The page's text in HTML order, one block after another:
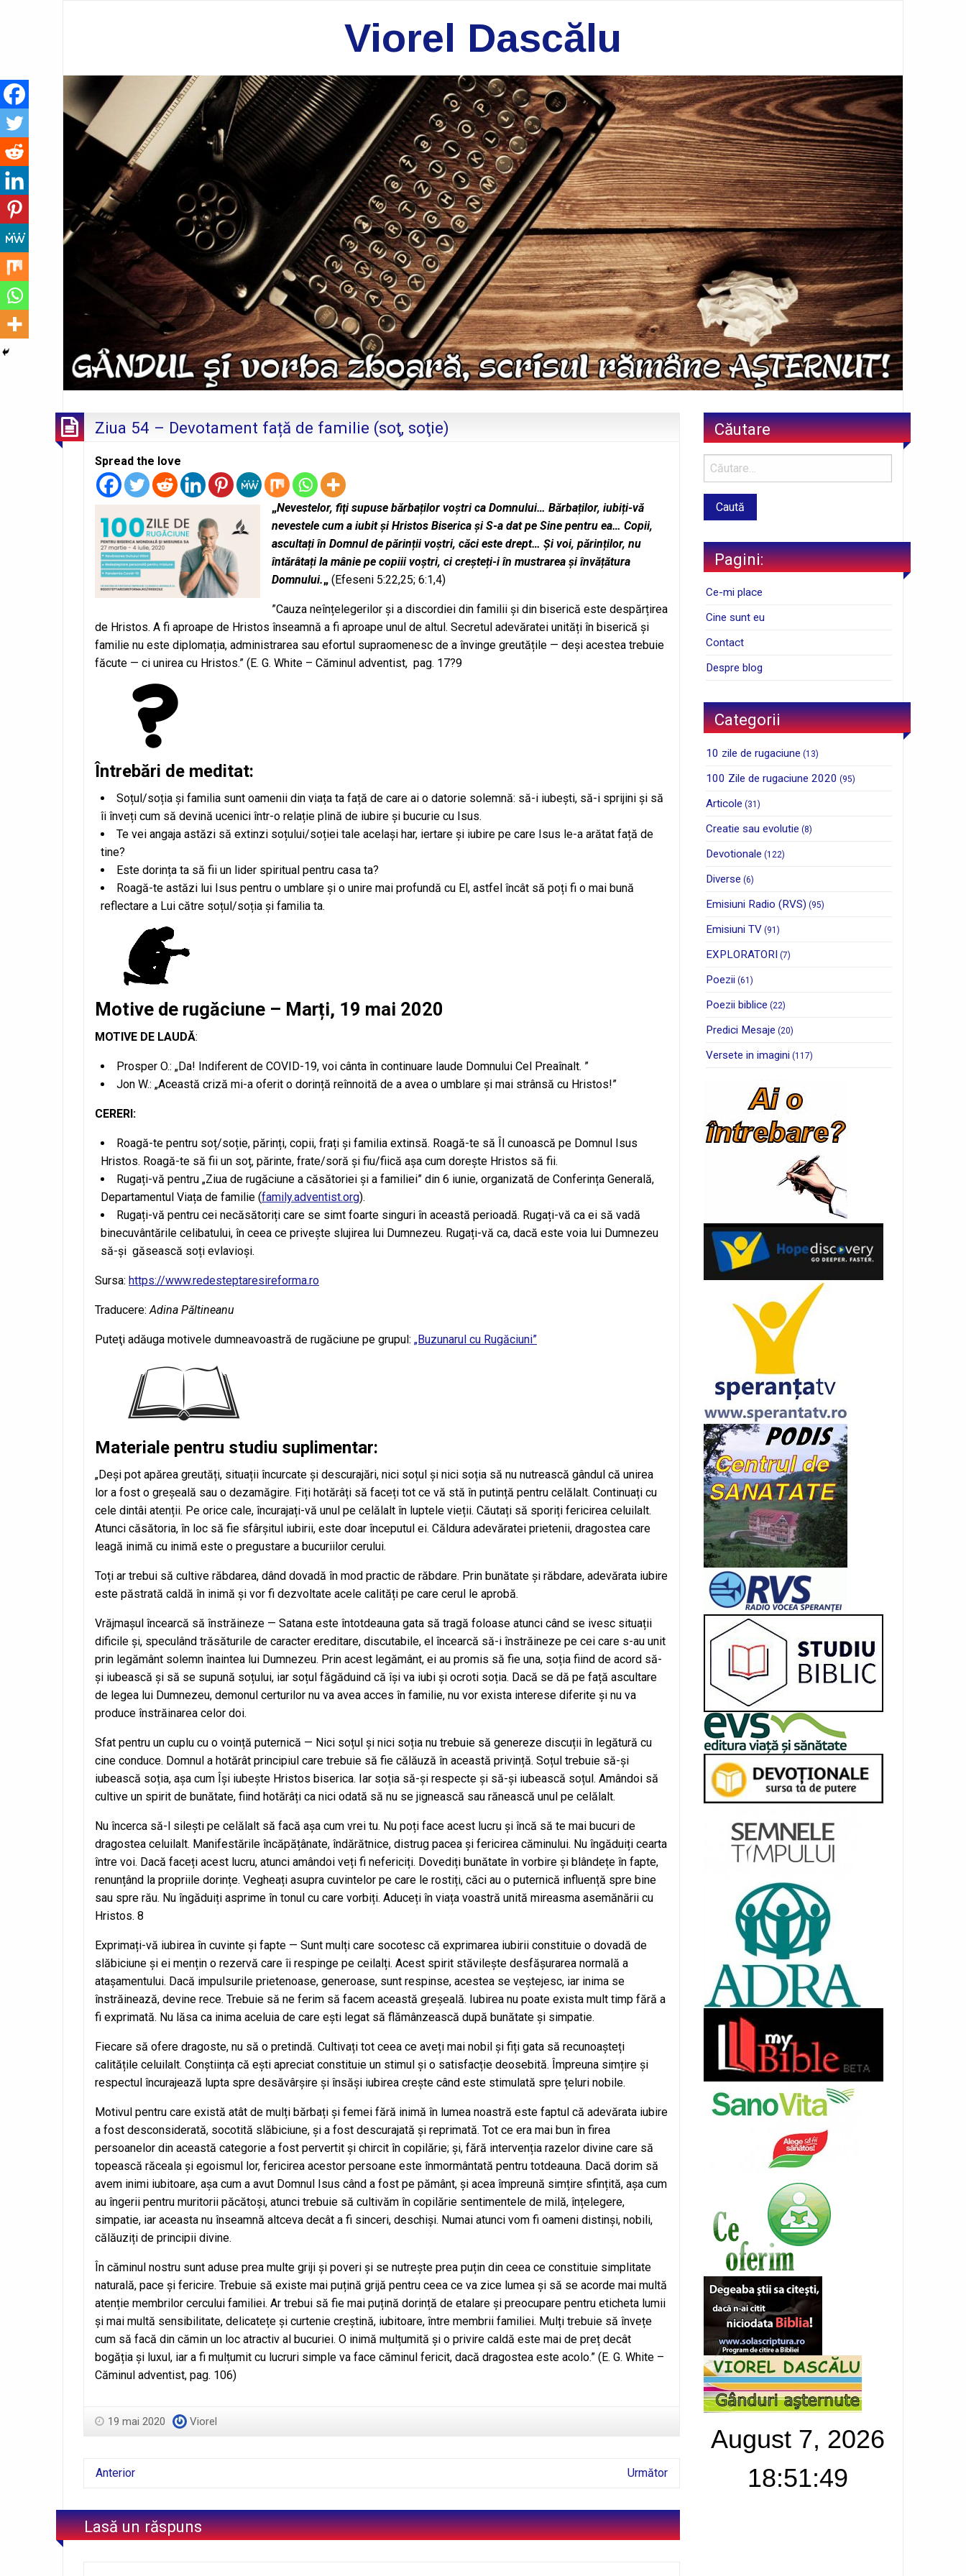
Viorel Dascălu
Ziua 54 – Devotament față de familie (soţ, soţie)
Spread the love
„Nevestelor, fiţi supuse bărbaților voștri ca Domnului… Bărbaților, iubiți-vă
nevestele cum a iubit şi Hristos Biserica şi S-a dat pe Sine pentru ea… Copii,
ascultați în Domnul de părinții voștri, căci este drept… Şi voi, părinților, nu
întărâtați la mânie pe copiii voștri, ci creșteți-i în mustrarea şi învățătura
Domnului.„ (Efeseni 5:22,25; 6:1,4)
”Cauza neînțelegerilor și a discordiei din familii și din biserică este despărțirea
de Hristos. A fi aproape de Hristos înseamnă a fi aproape unul de altul. Secretul adevăratei unități în biserică și
familie nu este diplomația, administrarea sau efortul supraomenesc de a învinge greutățile — deși acestea trebuie
făcute — ci unirea cu Hristos.” (E. G. White – Căminul adventist, pag. 17?9
Întrebări de meditat:
Soțul/soția și familia sunt oamenii din viața ta față de care ai o datorie solemnă: să-i iubești, să-i sprijini și să
îi înveți cum să devină ucenici într-o relație plină de iubire și bucurie cu Isus.
Te vei angaja astăzi să extinzi soțului/soției tale același har, iertare și iubire pe care Isus le-a arătat față de
tine?
Este dorința ta să fii un lider spiritual pentru casa ta?
Roagă-te astăzi lui Isus pentru o umblare și o unire mai profundă cu El, astfel încât să poți fi o mai bună
reflectare a Lui către soțul/soția și familia ta.
Motive de rugăciune – Marți, 19 mai 2020
MOTIVE DE LAUDĂ:
Prosper O.: „Da! Indiferent de COVID-19, voi cânta în continuare laude Domnului Cel Preaînalt. ”
Jon W.: „Această criză mi-a oferit o dorință reînnoită de a avea o umblare și mai strânsă cu Hristos!”
CERERI:
Roagă-te pentru soț/soție, părinți, copii, frați și familia extinsă. Roagă-te să Îl cunoască pe Domnul Isus
Hristos. Roagă-te să fii un soț, părinte, frate/soră și fiu/fiică așa cum dorește Hristos să fii.
Rugați-vă pentru „Ziua de rugăciune a căsătoriei și a familiei” din 6 iunie, organizată de Conferința Generală,
Departamentul Viața de familie (family.adventist.org).
Rugați-vă pentru cei necăsătoriți care se simt foarte singuri în această perioadă. Rugați-vă ca ei să vadă
binecuvântările celibatului, în ceea ce privește slujirea lui Dumnezeu. Rugați-vă ca, dacă este voia lui Dumnezeu
să-și găsească soți evlavioși.
Sursa: https://www.redesteptaresireforma.ro
Traducere: Adina Păltineanu
Puteţi adăuga motivele dumneavoastră de rugăciune pe grupul: „Buzunarul cu Rugăciuni”
Materiale pentru studiu suplimentar:
„Deși pot apărea greutăți, situații încurcate și descurajări, nici soțul și nici soția să nu nutrească gândul că unirea
lor a fost o greșeală sau o dezamăgire. Fiți hotărâți să faceți tot ce vă stă în putință pentru celălalt. Continuați cu
cele dintâi atenții. Pe orice cale, încurajați-vă unul pe celălalt în luptele vieții. Căutați să sporiți fericirea celuilalt.
Atunci căsătoria, în loc să fie sfârșitul iubirii, este doar începutul ei. Căldura adevăratei prietenii, dragostea care
leagă inimă cu inimă este o pregustare a bucuriilor cerului.
Toți ar trebui să cultive răbdarea, dând dovadă în mod practic de răbdare. Prin bunătate și răbdare, adevărata iubire
este păstrată caldă în inimă și vor fi dezvoltate acele calități pe care cerul le aprobă.
Vrăjmașul încearcă să înstrăineze — Satana este întotdeauna gata să tragă foloase atunci când se ivesc situații
dificile și, speculând trăsăturile de caracter ereditare, discutabile, el încearcă să-i înstrăineze pe cei care s-au unit
prin legământ solemn înaintea lui Dumnezeu. Prin acest legământ, ei au promis să fie una, soția fiind de acord să-
și iubească și să se supună soțului, iar soțul făgăduind că își va iubi și ocroti soția. Dacă se dă pe față ascultare
de legea lui Dumnezeu, demonul certurilor nu va avea acces în familie, nu vor exista interese diferite și nu va
produce înstrăinarea celor doi.
Sfat pentru un cuplu cu o voință puternică — Nici soțul și nici soția nu trebuie să genereze discuții în legătură cu
cine conduce. Domnul a hotărât principiul care trebuie să fie călăuză în această privință. Soțul trebuie să-și
iubească soția, așa cum Își iubește Hristos biserica. Iar soția să-și respecte și să-și iubească soțul. Amândoi să
cultive un spirit de bunătate, fiind hotărâți ca nici odată să nu se jignească sau rănească unul pe celălalt.
Nu încerca să-l silești pe celălalt să facă așa cum vrei tu. Nu poți face acest lucru și încă să te mai bucuri de
dragostea celuilalt. Manifestările încăpățânate, îndărătnice, distrug pacea și fericirea căminului. Nu îngăduiți cearta
între voi. Dacă faceți acest lucru, atunci amândoi veți fi nefericiți. Dovediți bunătate în vorbire și blândețe în fapte,
renunțând la propriile dorințe. Vegheați asupra cuvintelor pe care le rostiți, căci au o puternică influență spre bine
sau spre rău. Nu îngăduiți asprime în tonul cu care vorbiți. Aduceți în viața voastră unită mireasma asemănării cu
Hristos. 8
Exprimați-vă iubirea în cuvinte și fapte — Sunt mulți care socotesc că exprimarea iubirii constituie o dovadă de
slăbiciune și ei mențin o rezervă care îi respinge pe ceilalți. Acest spirit stăvilește desfășurarea normală a
atașamentului. Dacă impulsurile prietenoase, generoase, sunt respinse, acestea se veștejesc, iar inima se
înstrăinează, devine rece. Trebuie să ne ferim să facem această greșeală. Iubirea nu poate exista mult timp fără a
fi exprimată. Nu lăsa ca inima aceluia de care ești legat să flămânzească după bunătate și simpatie.
Fiecare să ofere dragoste, nu să o pretindă. Cultivați tot ceea ce aveți mai nobil și fiți gata să recunoașteți
calitățile celuilalt. Conștiința că ești apreciat constituie un stimul și o satisfacție deosebită. Împreuna simțire și
respectul încurajează lupta spre desăvârșire și însăși iubirea crește când este stimulată spre țeluri nobile.
Motivul pentru care există atât de mulți bărbați și femei fără inimă în lumea noastră este faptul că adevărata iubire
a fost desconsiderată, socotită slăbiciune, și a fost descurajată și reprimată. Tot ce era mai bun în firea
persoanelor din această categorie a fost pervertit și chircit în copilărie; și, fără intervenția razelor divine care să
topească răceala și egoismul lor, fericirea acestor persoane este înmormântată pentru totdeauna. Dacă dorim să
avem inimi iubitoare, așa cum a avut Domnul Isus când a fost pe pământ, și acea împreună simțire sfințită, așa cum
au îngerii pentru muritorii păcătoși, atunci trebuie să cultivăm în copilărie sentimentele de milă, înțelegere,
simpatie, iar aceasta nu înseamnă altceva decât a fi sinceri, deschiși. Numai atunci vom fi oameni distinși, nobili,
călăuziți de principii divine.
În căminul nostru sunt aduse prea multe griji și poveri și se nutrește prea puțin din ceea ce constituie simplitate
naturală, pace și fericire. Trebuie să existe mai puțină grijă pentru ceea ce va zice lumea și să se acorde mai multă
atenție membrilor cercului familiei. Ar trebui să fie mai puțină dorință de etalare și preocupare pentru eticheta lumii
și mai multă sensibilitate, delicatețe și curtenie creștină, iubitoare, între membrii familiei. Mulți trebuie să învețe
cum să facă din cămin un loc atractiv al bucuriei. O inimă mulțumită și o privire caldă este mai de preț decât
bogăția și luxul, iar a fi mulțumit cu lucruri simple va face căminul fericit, dacă dragostea este acolo.” (E. G. White –
Căminul adventist, pag. 106)
19 mai 2020 Viorel
Anterior Următor
Lasă un răspuns
Căutare
Pagini:
Ce-mi place
Cine sunt eu
Contact
Despre blog
Categorii
10 zile de rugaciune (13)
100 Zile de rugaciune 2020 (95)
Articole (31)
Creatie sau evolutie (8)
Devotionale (122)
Diverse (6)
Emisiuni Radio (RVS) (95)
Emisiuni TV (91)
EXPLORATORI (7)
Poezii (61)
Poezii biblice (22)
Predici Mesaje (20)
Versete in imagini (117)
August 7, 2026
18:51:50